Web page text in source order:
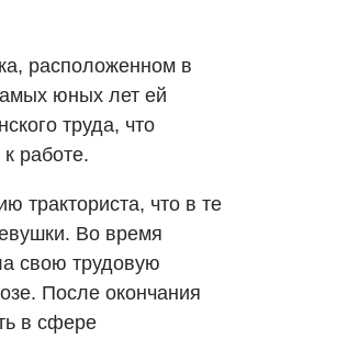
расположенном в
юных лет ей
труда, что
работе.
тракториста, что в те
Во время
свою трудовую
После окончания
в сфере